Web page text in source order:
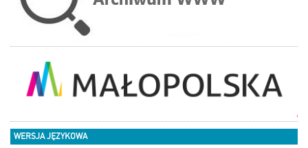
WERSJA JĘZYKOWA